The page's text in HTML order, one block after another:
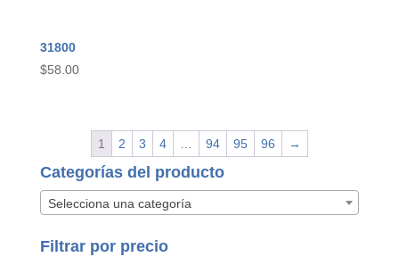
31800
$58.00
1 2 3 4 … 94 95 96 →
Categorías del producto
Selecciona una categoría
Filtrar por precio